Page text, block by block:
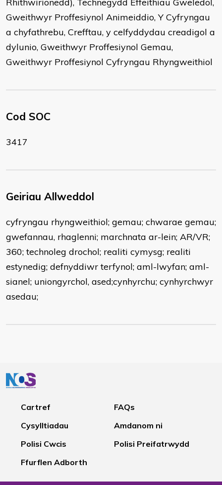
Gweithwyr Proffesiynol Animeiddio, Y Cyfryngau
a chyfathrebu, Crefftau, y celfyddydau creadigol a
dylunio, Gweithwyr Proffesiynol Gemau,
Gweithwyr Proffesiynol Cyfryngau Rhyngweithiol
Cod SOC
3417
Geiriau Allweddol
cyfryngau rhyngweithiol; gemau; chwarae gemau;
gwefannau, rhaglenni; marchnata ar-lein; AR/VR;
360; technoleg drochol; realiti cymysg; realiti
estynedig; defnyddiwr terfynol; aml-lwyfan; aml-
sianel; uniongyrchol, ased;cynhyrchu; cynhyrchwyr
asedau;
Cartref
FAQs
Cysylltiadau
Amdanom ni
Polisi Cwcis
Polisi Preifatrwydd
Ffurflen Adborth